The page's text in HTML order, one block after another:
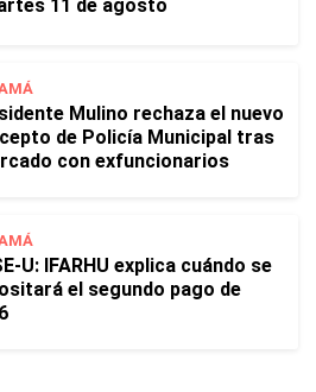
11 de agosto
Mulino rechaza el nuevo
de Policía Municipal tras
con exfuncionarios
U: IFARHU explica cuándo se
el segundo pago de